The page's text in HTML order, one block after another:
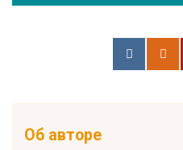
Об авторе